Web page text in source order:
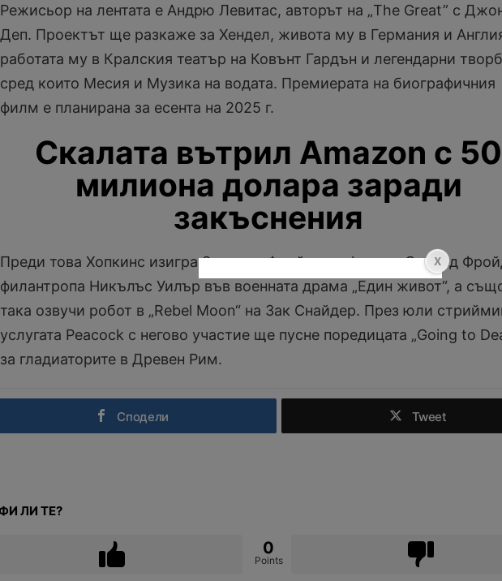
Режисьор на лентата е Андрю Левитас, авторът на „The Great” с
Деп. Проектът ще разкаже за Хендел, живота му в Германия и
работата му в Кралския театър на Ковънт Гардън и легендарни
сред които Месия и Музика на водата. Премиерата на биографичния
филм е планирана за есента на 2025 г.
Скалата вътрил Amazon с 50
милиона долара заради
закъснения
Преди това Хопкинс изигра Зигмунд Фройд във филма „Според
филантропа Никълъс Уилър във военната драма „Един живот“, а
така озвучи робот в „Rebel Moon“ на Зак Снайдер. През юли
услугата Peacock с негово участие ще пусне поредицата „Going to
за гладиаторите в Древен Рим.
Сподели Tweet
ЛИ ТЕ?
0
Points